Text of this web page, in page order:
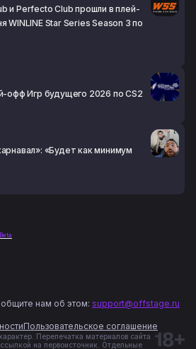
и Perfecto Club прошли в плей-
Star Series Season 3 по
офф Игр будущего 2026 по CS2
«Будет как минимум
Beta
нам об этом: support@offstage.ru
Пользовательское соглашение
Перепечатка материалов сайта
на первоисточник. Отдельные